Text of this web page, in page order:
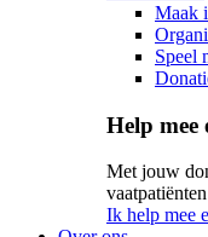
Maak
Speel
Help mee
Met jouw
Ik help mee